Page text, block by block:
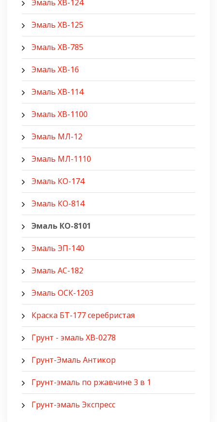
Эмаль ХВ-124
Эмаль ХВ-125
Эмаль ХВ-785
Эмаль ХВ-16
Эмаль ХВ-114
Эмаль ХВ-1100
Эмаль МЛ-12
Эмаль МЛ-1110
Эмаль КО-174
Эмаль КО-814
Эмаль КО-8101
Эмаль ЭП-140
Эмаль АС-182
Эмаль ОСК-1203
Краска БТ-177 серебристая
Грунт - эмаль ХВ-0278
Грунт-Эмаль Антикор
Грунт-эмаль по ржавчине 3 в 1
Грунт-эмаль Экспресс